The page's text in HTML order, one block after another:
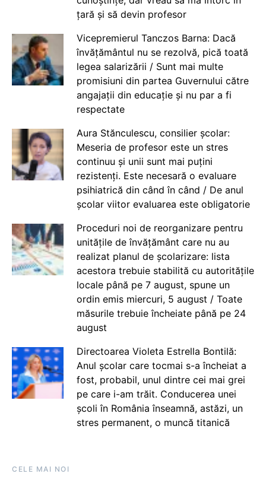
țară și să devin profesor
Vicepremierul Tanczos Barna: Dacă
învățământul nu se rezolvă, pică toată
legea salarizării / Sunt mai multe
promisiuni din partea Guvernului către
angajații din educație și nu par a fi
respectate
Aura Stănculescu, consilier școlar:
Meseria de profesor este un stres
continuu și unii sunt mai puțini
rezistenți. Este necesară o evaluare
psihiatrică din când în când / De anul
școlar viitor evaluarea este obligatorie
Proceduri noi de reorganizare pentru
unitățile de învățământ care nu au
realizat planul de școlarizare: lista
acestora trebuie stabilită cu autoritățile
locale până pe 7 august, spune un
ordin emis miercuri, 5 august / Toate
măsurile trebuie încheiate până pe 24
august
Directoarea Violeta Estrella Bontilă:
Anul școlar care tocmai s-a încheiat a
fost, probabil, unul dintre cei mai grei
pe care i-am trăit. Conducerea unei
școli în România înseamnă, astăzi, un
stres permanent, o muncă titanică
CELE MAI NOI